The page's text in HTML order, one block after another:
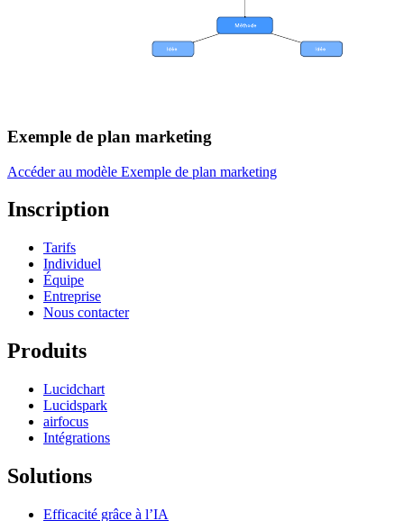
Exemple de plan marketing
Accéder au modèle Exemple de plan marketing
Inscription
Tarifs
Individuel
Équipe
Entreprise
Nous contacter
Produits
Lucidchart
Lucidspark
airfocus
Intégrations
Solutions
Efficacité grâce à l’IA